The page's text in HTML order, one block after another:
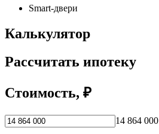
Smart-двери
Калькулятор
Рассчитать ипотеку
Стоимость, ₽
14 864 000